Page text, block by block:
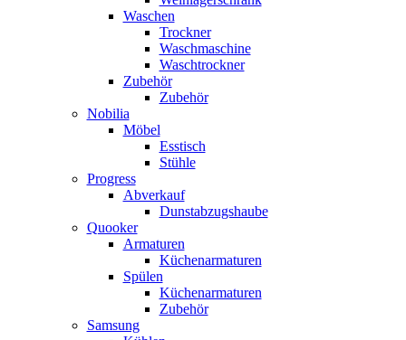
Waschen
Trockner
Waschmaschine
Waschtrockner
Zubehör
Zubehör
Nobilia
Möbel
Esstisch
Stühle
Progress
Abverkauf
Dunstabzugshaube
Quooker
Armaturen
Küchenarmaturen
Spülen
Küchenarmaturen
Zubehör
Samsung